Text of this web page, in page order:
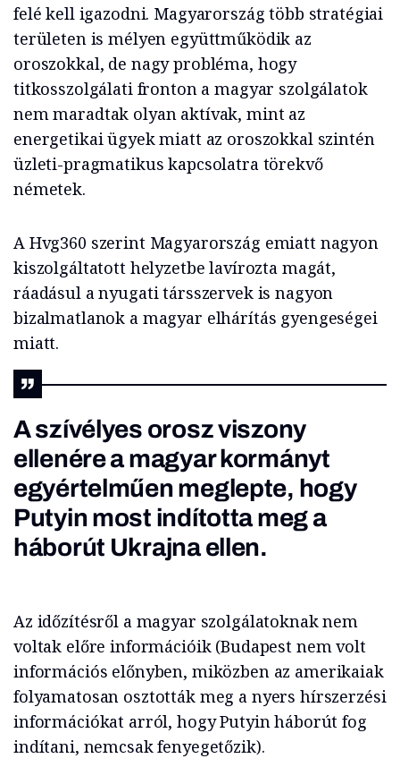
felé kell igazodni. Magyarország több stratégiai
területen is mélyen együttműködik az
oroszokkal, de nagy probléma, hogy
titkosszolgálati fronton a magyar szolgálatok
nem maradtak olyan aktívak, mint az
energetikai ügyek miatt az oroszokkal szintén
üzleti-pragmatikus kapcsolatra törekvő
németek.
A Hvg360 szerint Magyarország emiatt nagyon
kiszolgáltatott helyzetbe lavírozta magát,
ráadásul a nyugati társszervek is nagyon
bizalmatlanok a magyar elhárítás gyengeségei
miatt.
A szívélyes orosz viszony
ellenére a magyar kormányt
egyértelműen meglepte, hogy
Putyin most indította meg a
háborút Ukrajna ellen.
Az időzítésről a magyar szolgálatoknak nem
voltak előre információik (Budapest nem volt
információs előnyben, miközben az amerikaiak
folyamatosan osztották meg a nyers hírszerzési
információkat arról, hogy Putyin háborút fog
indítani, nemcsak fenyegetőzik).